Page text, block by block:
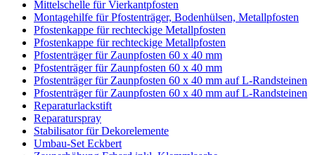
Mittelschelle für Vierkantpfosten
Montagehilfe für Pfostenträger, Bodenhülsen, Metallpfosten
Pfostenkappe für rechteckige Metallpfosten
Pfostenkappe für rechteckige Metallpfosten
Pfostenträger für Zaunpfosten 60 x 40 mm
Pfostenträger für Zaunpfosten 60 x 40 mm
Pfostenträger für Zaunpfosten 60 x 40 mm auf L-Randsteinen
Pfostenträger für Zaunpfosten 60 x 40 mm auf L-Randsteinen
Reparaturlackstift
Reparaturspray
Stabilisator für Dekorelemente
Umbau-Set Eckbert